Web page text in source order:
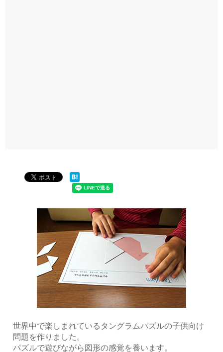
世界中で楽しまれているタングラムパズルの子供向け
問題を作りました。
パズルで遊びながら図形の感覚を養います。